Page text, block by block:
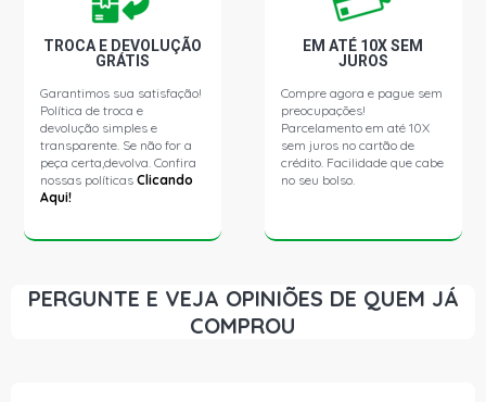
TROCA E DEVOLUÇÃO
GRÁTIS
Garantimos sua satisfação!
Política de troca e
devolução simples e
transparente. Se não for a
peça certa,devolva. Confira
nossas políticasClicando
Aqui!
EM ATÉ 10X SEM
JUROS
Compre agora e pague sem
preocupações!
Parcelamento em até 10X
sem juros no cartão de
crédito. Facilidade que cabe
no seu bolso.
PERGUNTE E VEJA OPINIÕES DE QUEM JÁ
COMPROU